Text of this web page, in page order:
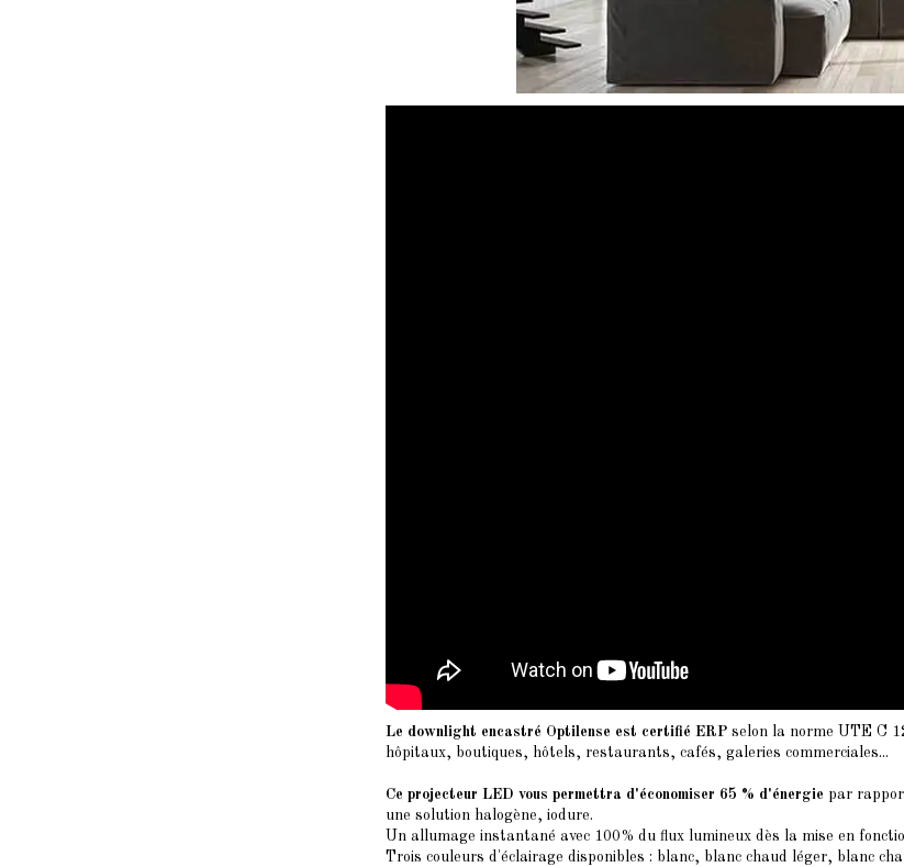
Le downlight encastré Optilense est certifié ERP selon la norme UTE C
hôpitaux, boutiques, hôtels, restaurants, cafés, galeries commerciales...
Ce projecteur LED vous permettra d'économiser 65 % d'énergie par
une solution halogène, iodure.
Un allumage instantané avec 100% du flux lumineux dès la mise en
Trois couleurs d'éclairage disponibles : blanc, blanc chaud léger, blanc